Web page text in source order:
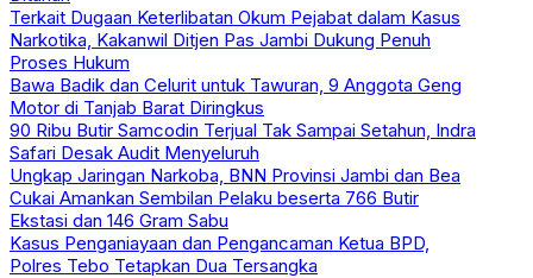
Terkait Dugaan Keterlibatan Okum Pejabat dalam Kasus
Narkotika, Kakanwil Ditjen Pas Jambi Dukung Penuh
Proses Hukum
Bawa Badik dan Celurit untuk Tawuran, 9 Anggota Geng
Motor di Tanjab Barat Diringkus
90 Ribu Butir Samcodin Terjual Tak Sampai Setahun, Indra
Safari Desak Audit Menyeluruh
Ungkap Jaringan Narkoba, BNN Provinsi Jambi dan Bea
Cukai Amankan Sembilan Pelaku beserta 766 Butir
Ekstasi dan 146 Gram Sabu
Kasus Penganiayaan dan Pengancaman Ketua BPD,
Polres Tebo Tetapkan Dua Tersangka